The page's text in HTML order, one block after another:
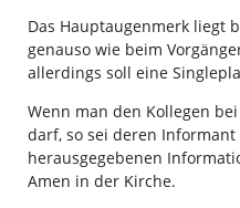
Das Hauptaugenmerk liegt
genauso wie beim
allerdings soll eine
Wenn man den Kollegen bei
darf, so sei deren
herausgegebenen
Amen in der Kirche.